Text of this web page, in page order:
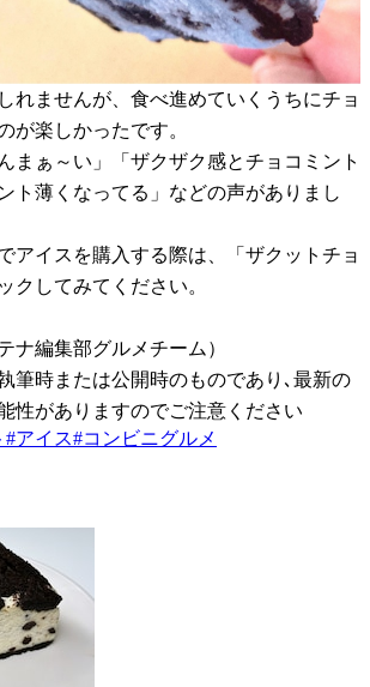
れませんが、食べ進めていくうちにチョ
が楽しかったです。
まぁ～い」「ザクザク感とチョコミント
ト薄くなってる」などの声がありまし
アイスを購入する際は、「ザクットチョ
クしてみてください。
ナ編集部グルメチーム）
筆時または公開時のものであり､最新の
性がありますのでご注意ください
#アイス#コンビニグルメ